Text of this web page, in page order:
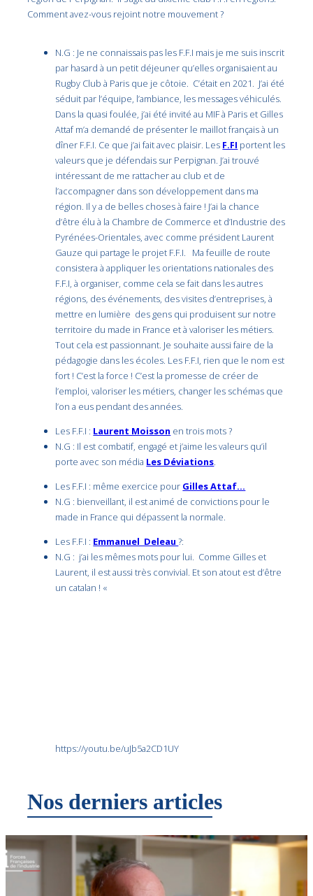
Comment avez-vous rejoint notre mouvement ?
N.G : Je ne connaissais pas les F.F.I mais je me suis inscrit
par hasard à un petit déjeuner qu’elles organisaient au
Rugby Club à Paris que je côtoie. C’était en 2021. J’ai été
séduit par l’équipe, l’ambiance, les messages véhiculés.
Dans la quasi foulée, j’ai été invité au MIF à Paris et Gilles
Attaf m’a demandé de présenter le maillot français à un
dîner F.F.I. Ce que j’ai fait avec plaisir. Les F.FI portent les
valeurs que je défendais sur Perpignan. J’ai trouvé
intéressant de me rattacher au club et de
l’accompagner dans son développement dans ma
région. Il y a de belles choses à faire ! J’ai la chance
d’être élu à la Chambre de Commerce et d’Industrie des
Pyrénées-Orientales, avec comme président Laurent
Gauze qui partage le projet F.F.I. Ma feuille de route
consistera à appliquer les orientations nationales des
F.F.I, à organiser, comme cela se fait dans les autres
régions, des événements, des visites d’entreprises, à
mettre en lumière des gens qui produisent sur notre
territoire du made in France et à valoriser les métiers.
Tout cela est passionnant. Je souhaite aussi faire de la
pédagogie dans les écoles. Les F.F.I, rien que le nom est
fort ! C’est la force ! C’est la promesse de créer de
l’emploi, valoriser les métiers, changer les schémas que
l’on a eus pendant des années.
Les F.F.I : Laurent Moisson en trois mots ?
N.G : Il est combatif, engagé et j’aime les valeurs qu’il
porte avec son média Les Déviations.
Les F.F.I : même exercice pour Gilles Attaf…
N.G : bienveillant, il est animé de convictions pour le
made in France qui dépassent la normale.
Les F.F.I : Emmanuel Deleau?:
N.G : j’ai les mêmes mots pour lui. Comme Gilles et
Laurent, il est aussi très convivial. Et son atout est d’être
un catalan ! «
https://youtu.be/uJb5a2CD1UY
Nos derniers articles